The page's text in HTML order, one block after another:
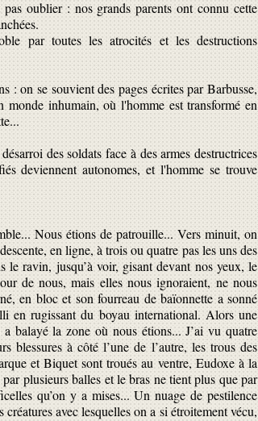
oublier : nos grands parents ont connu cette
par toutes les atrocités et les destructions
: on se souvient des pages écrites par Barbusse,
inhumain, où l'homme est transformé en
des soldats face à des armes destructrices
deviennent autonomes, et l'homme se trouve
Nous étions de patrouille... Vers minuit, on
en ligne, à trois ou quatre pas les uns des
le ravin, jusqu’à voir, gisant devant nos yeux, le
de nous, mais elles nous ignoraient, ne nous
en bloc et son fourreau de baïonnette a sonné
en rugissant du boyau international. Alors une
balayé la zone où nous étions... J’ai vu quatre
blessures à côté l’une de l’autre, les trous des
et Biquet sont troués au ventre, Eudoxe à la
plusieurs balles et le bras ne tient plus que par
qu’on y a mises... Un nuage de pestilence
avec lesquelles on a si étroitement vécu,